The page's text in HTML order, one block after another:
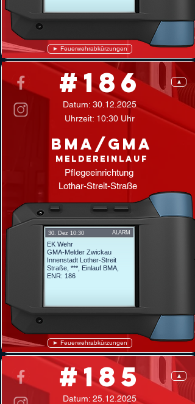
► Feuerwehrabkürzungen
#186
Datum: 30.12.2025
Uhrzeit: 10:30 Uhr
▲
BMA/GMA
Meldereinlauf
Pflegeeinrichtung
Lothar-Streit-Straße
ALARM
EK Wehr
GMA-Melder Zwickau
Innenstadt Lother-Streit
Straße, ***, Einlauf BMA,
ENR: 186
30. Dez 10:30
► Feuerwehrabkürzungen
#185
Datum: 25.12.2025
▲